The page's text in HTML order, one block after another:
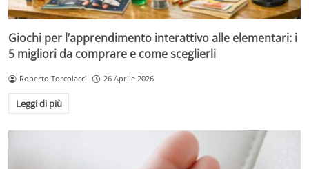
Giochi per l’apprendimento interattivo alle elementari: i
5 migliori da comprare e come sceglierli
Roberto Torcolacci 26 Aprile 2026
Leggi di più